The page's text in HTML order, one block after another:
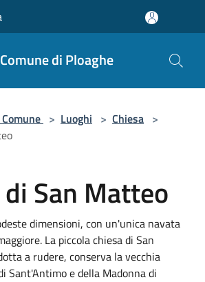
Comune di Ploaghe
> Luoghi > Chiesa >
San Matteo
dimensioni, con un'unica navata
La piccola chiesa di San
a rudere, conserva la vecchia
Sant'Antimo e della Madonna di